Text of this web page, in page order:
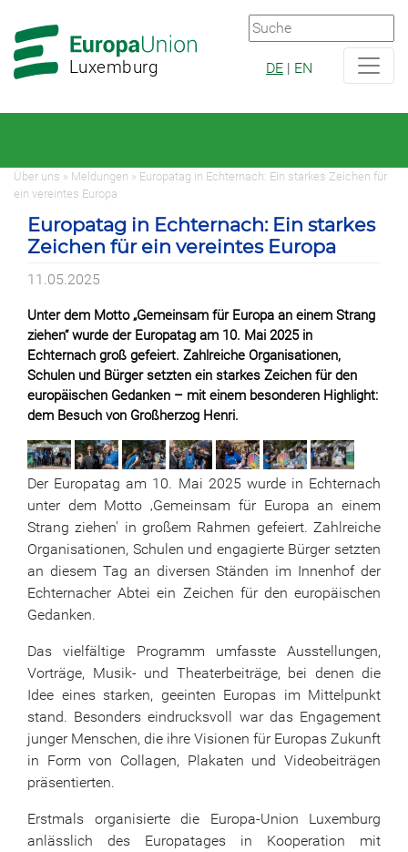
Hauptnavigation
Hauptbereich
Luxemburg DE | EN
Über uns » Meldungen » Europatag in Echternach: Ein starkes Zeichen für
ein vereintes Europa
Europatag in Echternach: Ein starkes
Zeichen für ein vereintes Europa
11.05.2025
Unter dem Motto „Gemeinsam für Europa an einem Strang
ziehen“ wurde der Europatag am 10. Mai 2025 in
Echternach groß gefeiert. Zahlreiche Organisationen,
Schulen und Bürger setzten ein starkes Zeichen für den
europäischen Gedanken – mit einem besonderen Highlight:
dem Besuch von Großherzog Henri.
Der Europatag am 10. Mai 2025 wurde in Echternach
unter dem Motto ‚Gemeinsam für Europa an einem
Strang ziehen' in großem Rahmen gefeiert. Zahlreiche
Organisationen, Schulen und engagierte Bürger setzten
an diesem Tag an diversen Ständen im Innenhof der
Echternacher Abtei ein Zeichen für den europäischen
Gedanken.
Das vielfältige Programm umfasste Ausstellungen,
Vorträge, Musik- und Theaterbeiträge, bei denen die
Idee eines starken, geeinten Europas im Mittelpunkt
stand. Besonders eindrucksvoll war das Engagement
junger Menschen, die ihre Visionen für Europas Zukunft
in Form von Collagen, Plakaten und Videobeiträgen
präsentierten.
Erstmals organisierte die Europa-Union Luxemburg
anlässlich des Europatages in Kooperation mit